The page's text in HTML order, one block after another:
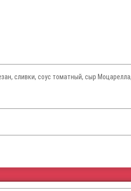
сливки, соус томатный, сыр